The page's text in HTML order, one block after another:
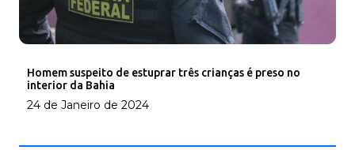
Homem suspeito de estuprar três crianças é preso no
interior da Bahia
24 de Janeiro de 2024